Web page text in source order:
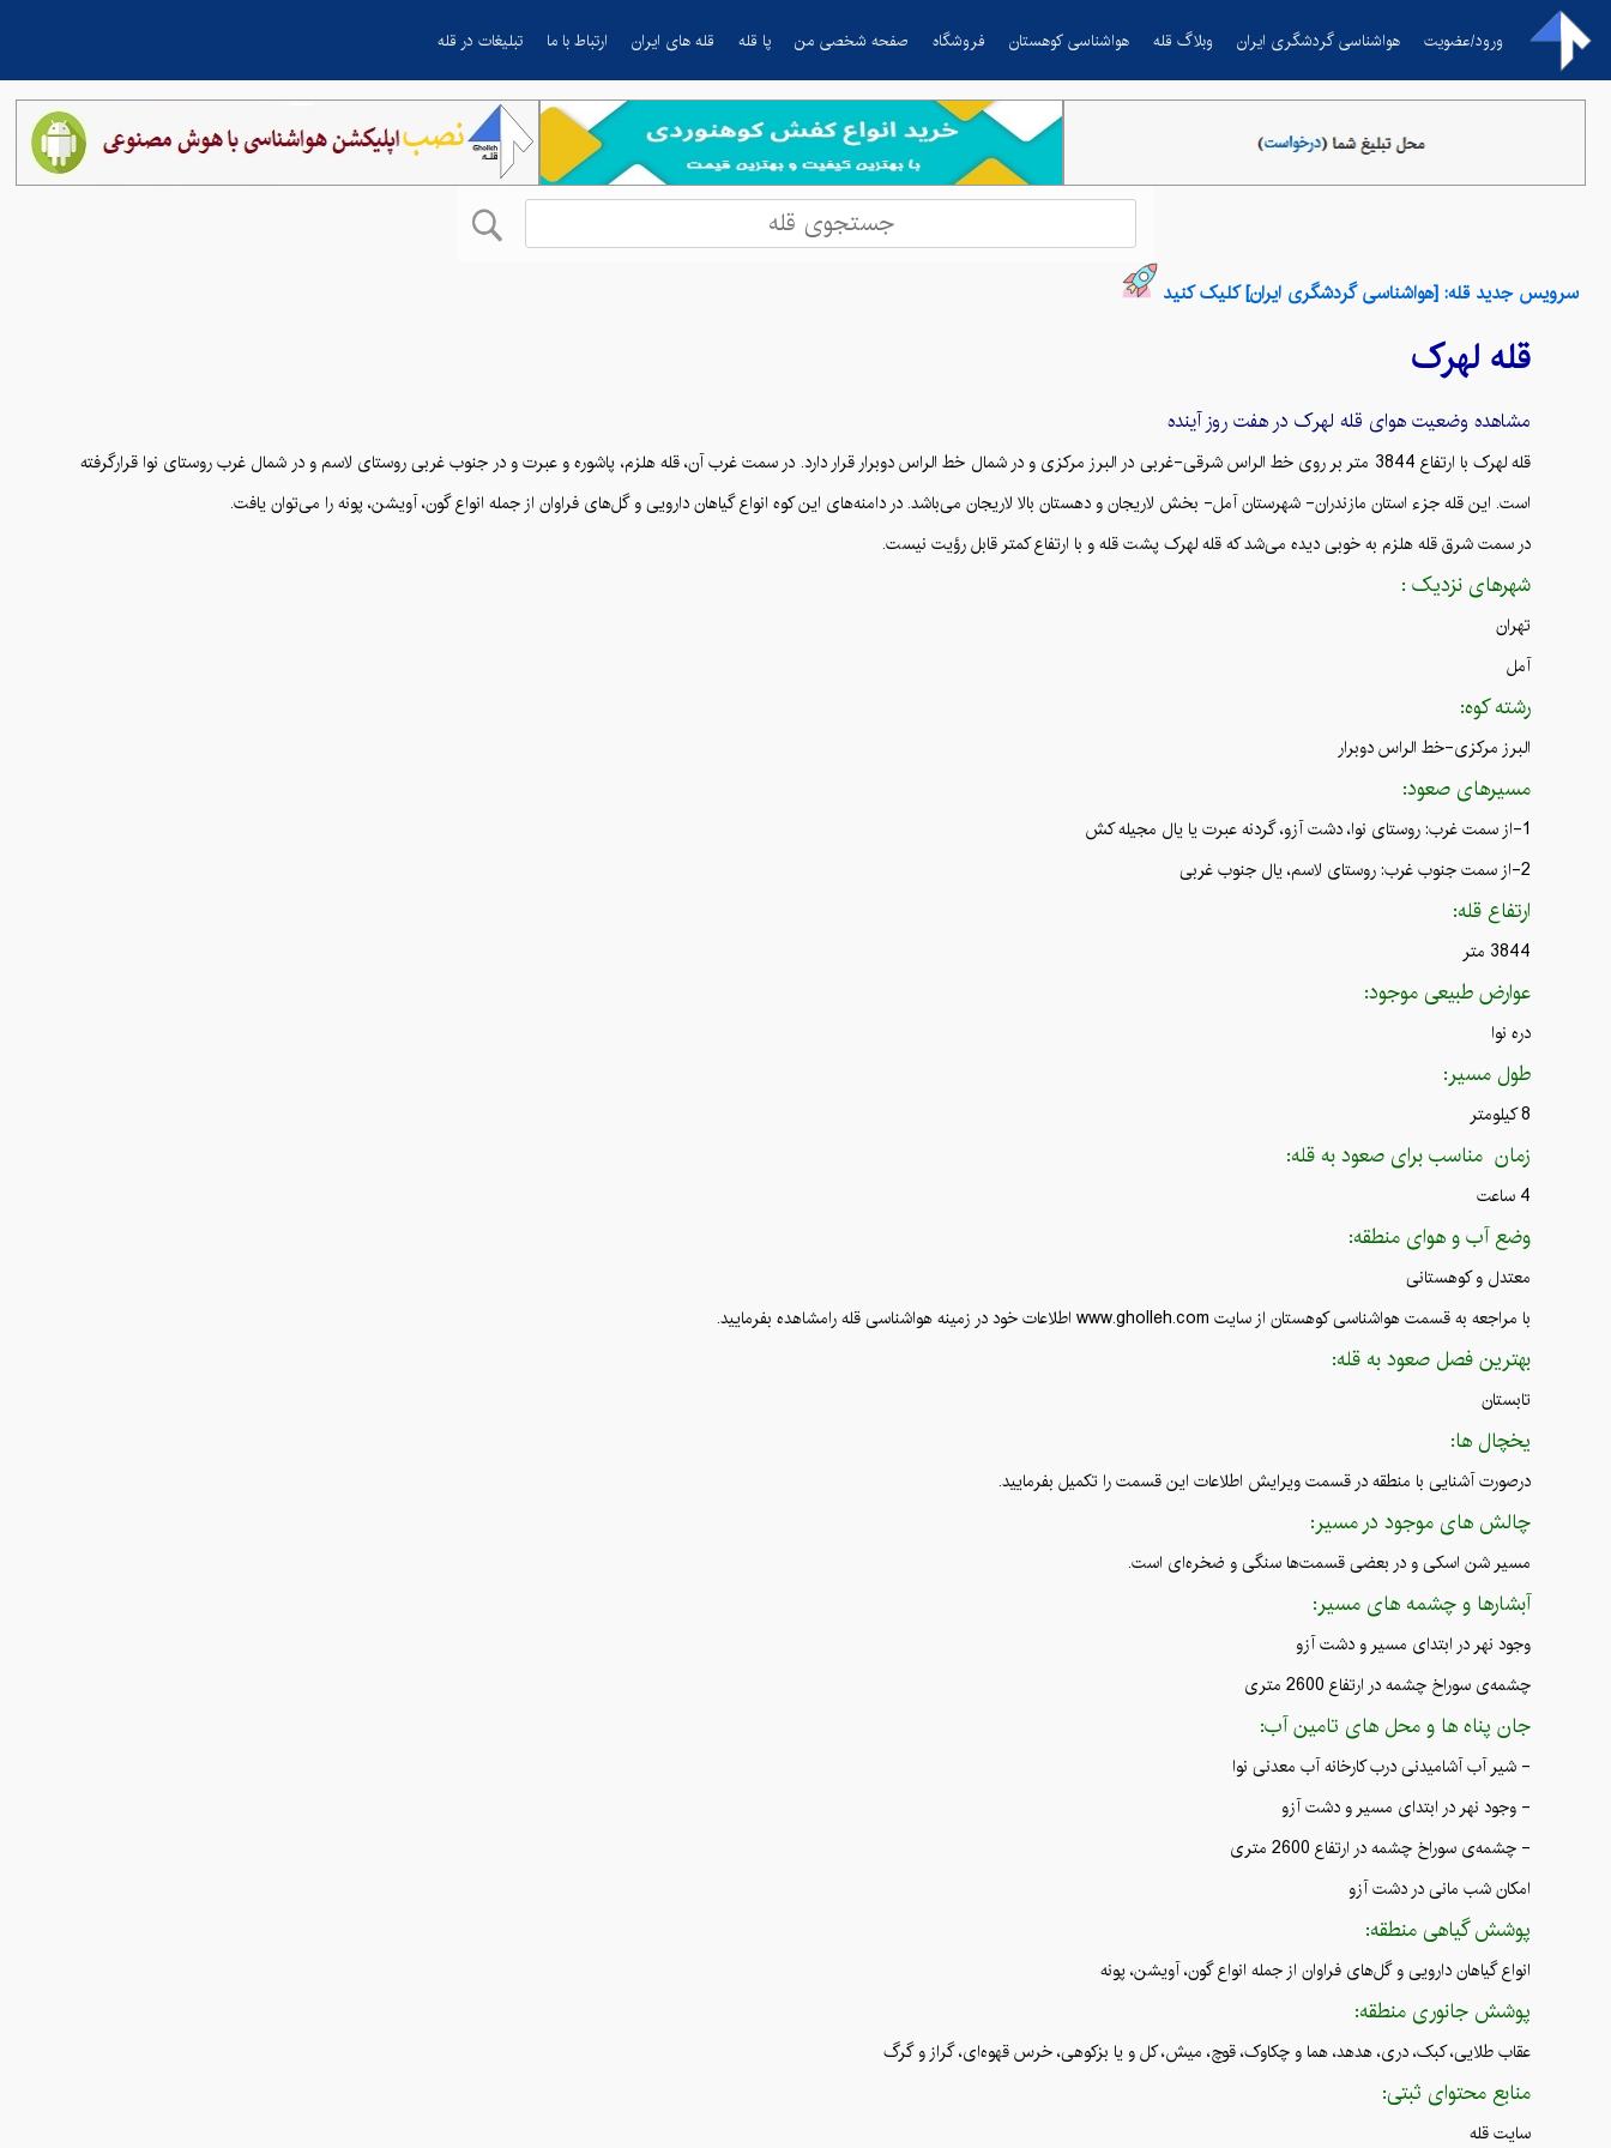
ورود/عضویت هواشناسی گردشگری ایران وبلاگ قله هواشناسی کوهستان فروشگاه صفحه شخصی من پا قله قله های ایران ارتباط با ما تبلیغات در قله
سرویس جدید قله: [هواشناسی گردشگری ایران] کلیک کنید
قله لهرک
مشاهده وضعیت هوای قله لهرک در هفت روز آینده
قله لهرک با ارتفاع 3844 متر بر روی خط الراس شرقی-غربی در البرز مرکزی و در شمال خط الراس دوبرار قرار دارد. در سمت غرب آن، قله هلزم، پاشوره و عبرت و در جنوب غربی روستای لاسم و در شمال غرب روستای نوا قرارگرفته
است. این قله جزء استان مازندران- شهرستان آمل- بخش لاریجان و دهستان بالا لاریجان می‌باشد. در دامنه‌های این کوه انواع گیاهان دارویی و گل‌های فراوان از جمله انواع گون، آویشن، پونه را می‌توان یافت.
در سمت شرق قله هلزم به خوبی دیده می‌شد که قله لهرک پشت قله و با ارتفاع کمتر قابل رؤیت نیست.
شهرهای نزدیک :
تهران
آمل
رشته کوه:
البرز مرکزی-خط الراس دوبرار
مسیرهای صعود:
1-از سمت غرب: روستای نوا، دشت آزو، گردنه عبرت یا یال مجیله کش
2-از سمت جنوب غرب: روستای لاسم، یال جنوب غربی
ارتفاع قله:
3844 متر
عوارض طبیعی موجود:
دره نوا
طول مسیر:
8 کیلومتر
زمان مناسب برای صعود به قله:
4 ساعت
وضع آب و هوای منطقه:
معتدل و کوهستانی
با مراجعه به قسمت هواشناسی کوهستان از سایت www.gholleh.com اطلاعات خود در زمینه هواشناسی قله رامشاهده بفرمایید.
بهترین فصل صعود به قله:
تابستان
یخچال ها:
درصورت آشنایی با منطقه در قسمت ویرایش اطلاعات این قسمت را تکمیل بفرمایید.
چالش های موجود در مسیر:
مسیر شن اسکی و در بعضی قسمت‌ها سنگی و ضخره‌ای است.
آبشارها و چشمه های مسیر:
وجود نهر در ابتدای مسیر و دشت آزو
چشمه‌ی سوراخ چشمه در ارتفاع 2600 متری
جان پناه ها و محل های تامین آب:
- شیر آب آشامیدنی درب کارخانه آب معدنی نوا
- وجود نهر در ابتدای مسیر و دشت آزو
- چشمه‌ی سوراخ چشمه در ارتفاع 2600 متری
امکان شب مانی در دشت آزو
پوشش گیاهی منطقه:
انواع گیاهان دارویی و گل‌های فراوان از جمله انواع گون، آویشن، پونه
پوشش جانوری منطقه:
عقاب طلایی، کبک، دری، هدهد، هما و چکاوک، قوچ، میش، کل و یا بزکوهی، خرس قهوه‌ای، گراز و گرگ
منابع محتوای ثبتی:
سایت قله